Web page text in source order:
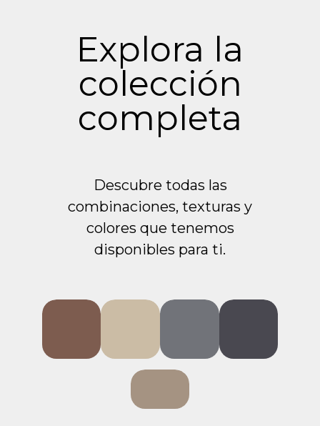
Explora la
colección
completa
Descubre todas las
combinaciones, texturas y
colores que tenemos
disponibles para ti.